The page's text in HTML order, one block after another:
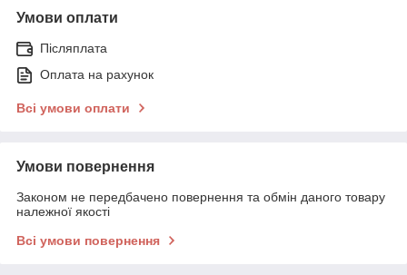
Умови оплати
Післяплата
Оплата на рахунок
Всі умови оплати
Умови повернення
Законом не передбачено повернення та обмін даного товару
належної якості
Всі умови повернення